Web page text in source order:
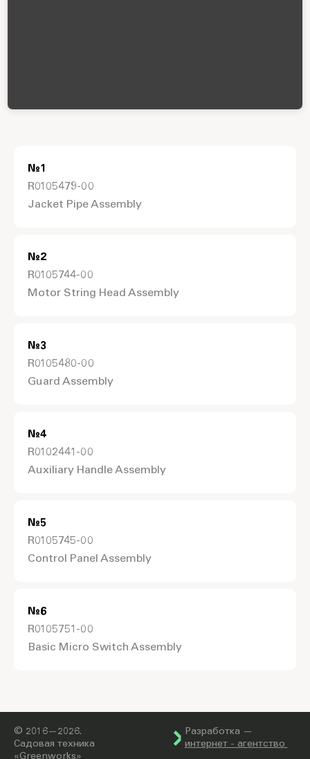
№1
R0105479-00
Jacket Pipe Assembly
№2
R0105744-00
Motor String Head Assembly
№3
R0105480-00
Guard Assembly
№4
R0102441-00
Auxiliary Handle Assembly
№5
R0105745-00
Control Panel Assembly
№6
R0105751-00
Basic Micro Switch Assembly
© 2016—2026.
Садовая техника
«Greenworks»
Разработка —
интернет - агентство